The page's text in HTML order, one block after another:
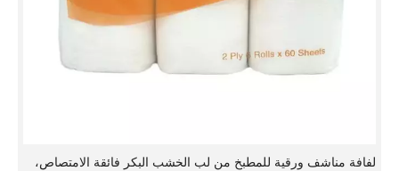
لفافة مناشف ورقية للمطبخ من لب الخشب البكر فائقة الامتصاص،